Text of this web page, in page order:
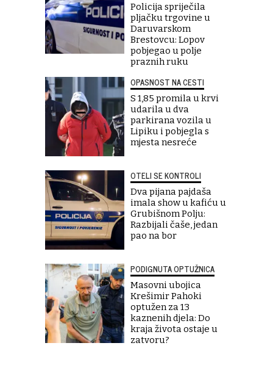
Policija spriječila
pljačku trgovine u
Daruvarskom
Brestovcu: Lopov
pobjegao u polje
praznih ruku
OPASNOST NA CESTI
S 1,85 promila u krvi
udarila u dva
parkirana vozila u
Lipiku i pobjegla s
mjesta nesreće
OTELI SE KONTROLI
Dva pijana pajdaša
imala show u kafiću u
Grubišnom Polju:
Razbijali čaše, jedan
pao na bor
PODIGNUTA OPTUŽNICA
Masovni ubojica
Krešimir Pahoki
optužen za 13
kaznenih djela: Do
kraja života ostaje u
zatvoru?